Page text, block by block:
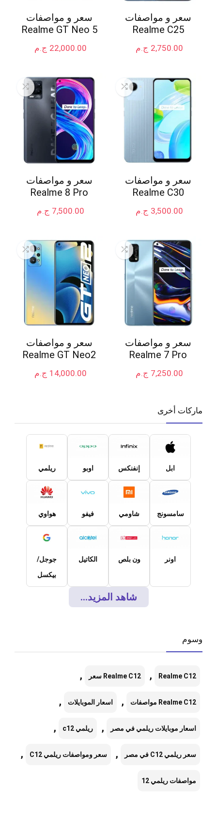
سعر و مواصفات
Realme C25
ج.م 2,750.00
سعر و مواصفات
Realme GT Neo 5
ج.م 22,000.00
سعر و مواصفات
Realme C30
ج.م 3,500.00
سعر و مواصفات
Realme 8 Pro
ج.م 7,500.00
سعر و مواصفات
Realme 7 Pro
ج.م 7,250.00
سعر و مواصفات
Realme GT Neo2
ج.م 14,000.00
ماركات أخرى
ابل إنفنكس اوبو ريلمي
سامسونج شاومي فيفو هواوي
اونر ون بلص الكاتيل
جوجل/
بيكسل
شاهد المزيد...
وسوم
Realme C12
, Realme C12 سعر ,
Realme C12 مواصفات , اسعار الموبايلات ,
اسعار موبايلات ريلمي في مصر , ريلمي c12 ,
سعر ريلمي C12 في مصر , سعر ومواصفات ريلمي C12 ,
مواصفات ريلمي 12